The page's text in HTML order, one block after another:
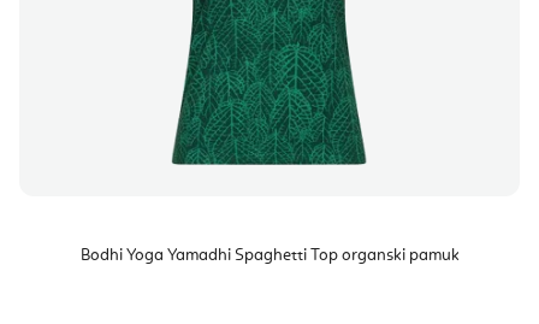
Bodhi Yoga Yamadhi Spaghetti Top organski pamuk